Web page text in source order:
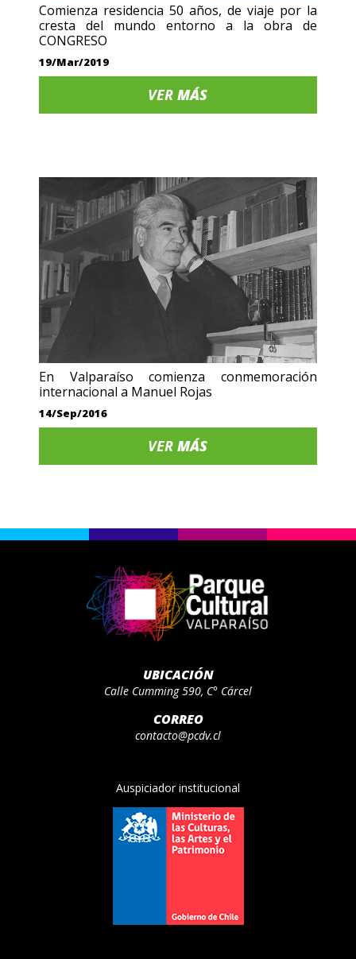
Comienza residencia 50 años, de viaje por la
cresta del mundo entorno a la obra de
CONGRESO
19/Mar/2019
VERMÁS
En Valparaíso comienza conmemoración
internacional a Manuel Rojas
14/Sep/2016
VERMÁS
UBICACIÓN
Calle Cumming 590, C° Cárcel
CORREO
contacto@pcdv.cl
Auspiciador institucional